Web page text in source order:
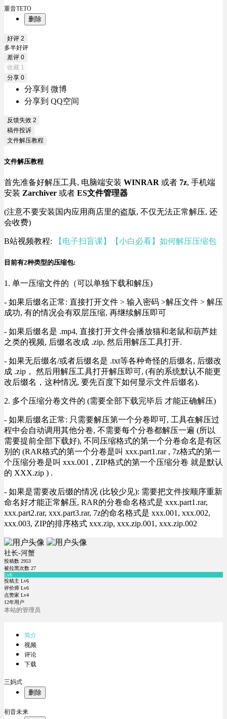
重音TETO
删除
好评 2
多半好评
差评 0
收藏 1
分享 0
分享到 微博
分享到 QQ空间
反馈失效 2
稿件投诉
文件解压教程
文件解压教程
首先准备好解压工具, 电脑端安装 WINRAR 或者 7z, 手机端
安装 Zarchiver 或者 ES文件管理器
(注意不要安装国内应用商店里的盗版, 不仅无法正常解压, 还
会收费)
B站视频教程: 【电子扫盲课】【小白必看】如何解压压缩包
目前有2种类型的压缩包:
1. 单一压缩文件的（可以单独下载和解压)
- 如果后缀名正常: 直接打开文件 > 输入密码 >解压文件 > 解压
成功, 有的情况会有双层压缩, 再继续解压即可
- 如果后缀名是 .mp4, 直接打开文件会播放猫和老鼠和葫芦娃
之类的视频, 后缀名改成 .zip, 然后用解压工具打开.
- 如果无后缀名/或者后缀名是 .txt等各种奇怪的后缀名, 后缀改
成 .zip， 然后用解压工具打开解压即可, (有的系统默认不能更
改后缀名，这种情况, 要先百度下如何显示文件后缀名).
2. 多个压缩分卷文件的 (需要全部下载完毕后 才能正确解压)
- 如果后缀名正常: 只需要解压第一个分卷即可, 工具在解压过
程中会自动调用其他分卷, 不需要每个分卷都解压一遍 (所以
需要提前全部下载好), 不同压缩格式的第一个分卷命名是有区
别的 (RAR格式的第一个分卷是叫 xxx.part1.rar , 7z格式的第一
个压缩分卷是叫 xxx.001 , ZIP格式的第一个压缩分卷 就是默认
的 XXX.zip ) .
- 如果是需要改后缀的情况 (比较少见): 需要把文件按顺序重新
命名好才能正常解压, RAR的分卷命名格式是 xxx.part1.rar,
xxx.part2.rar, xxx.part3.rar, 7z的命名格式是 xxx.001, xxx.002,
xxx.003, ZIP的排序格式 xxx.zip, xxx.zip.001, xxx.zip.002
社长-河蟹
投稿数 2953
被拉黑次数 27
Lv6
投稿主 Lv6
评价师 Lv6
点赞家 Lv4
12年用户
本站的管理员
简介
视频
评论
下载
三妈式
删除
初音未来